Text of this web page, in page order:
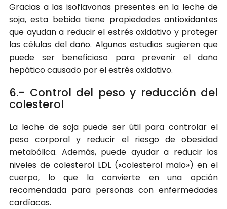
Gracias a las isoflavonas presentes en la leche de
soja, esta bebida tiene propiedades antioxidantes
que ayudan a reducir el estrés oxidativo y proteger
las células del daño. Algunos estudios sugieren que
puede ser beneficioso para prevenir el daño
hepático causado por el estrés oxidativo.
6.- Control del peso y reducción del
colesterol
La leche de soja puede ser útil para controlar el
peso corporal y reducir el riesgo de obesidad
metabólica. Además, puede ayudar a reducir los
niveles de colesterol LDL («colesterol malo») en el
cuerpo, lo que la convierte en una opción
recomendada para personas con enfermedades
cardíacas.